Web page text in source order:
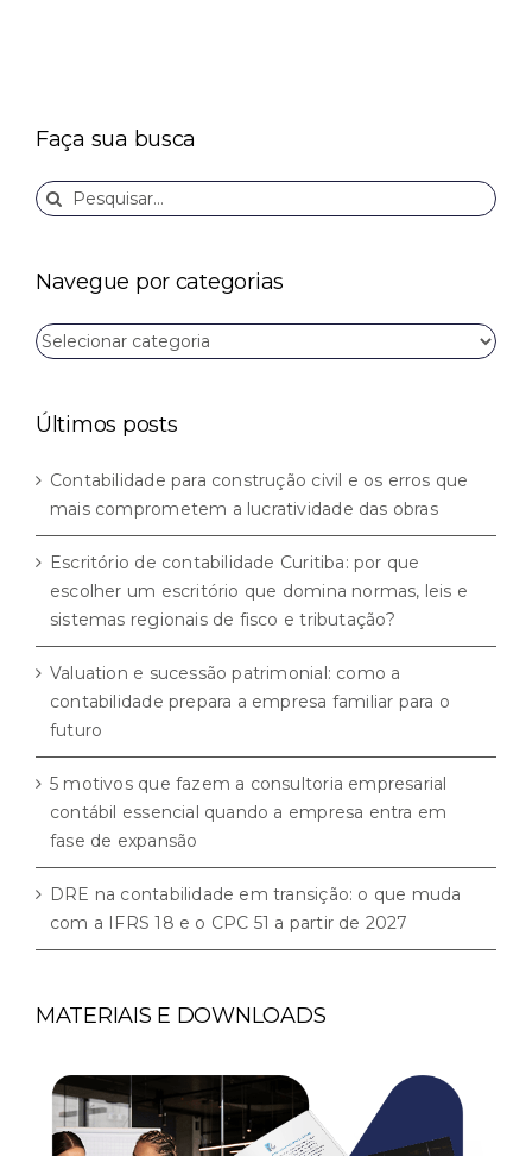
Faça sua busca
Buscar
resultados
Navegue por categorias
Navegue
por
Últimos posts
Contabilidade para construção civil e os erros que
mais comprometem a lucratividade das obras
Escritório de contabilidade Curitiba: por que
escolher um escritório que domina normas, leis e
sistemas regionais de fisco e tributação?
Valuation e sucessão patrimonial: como a
contabilidade prepara a empresa familiar para o
futuro
5 motivos que fazem a consultoria empresarial
contábil essencial quando a empresa entra em
fase de expansão
DRE na contabilidade em transição: o que muda
com a IFRS 18 e o CPC 51 a partir de 2027
MATERIAIS E DOWNLOADS